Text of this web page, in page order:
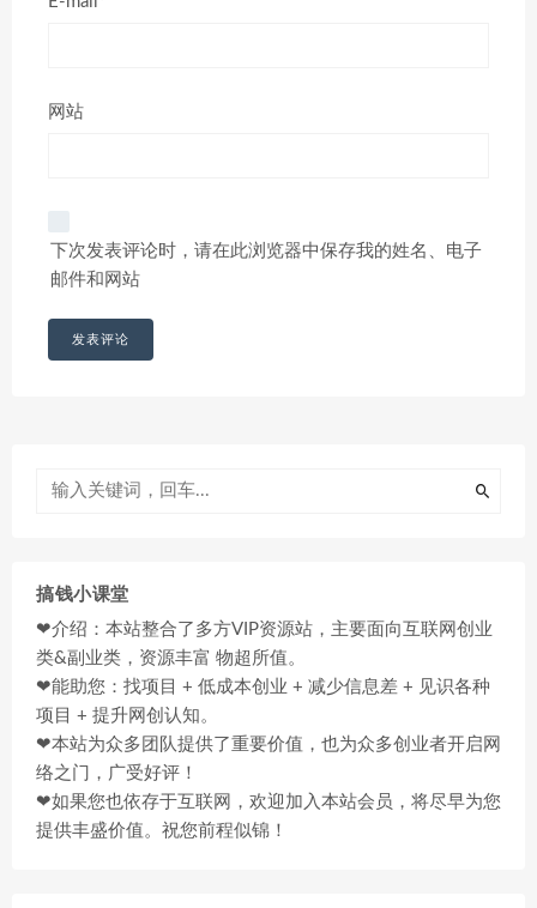
网站
下次发表评论时，请在此浏览器中保存我的姓名、电子
邮件和网站
搞钱小课堂
❤介绍：本站整合了多方VIP资源站，主要面向互联网创业
类&副业类，资源丰富 物超所值。
❤能助您：找项目 + 低成本创业 + 减少信息差 + 见识各种
项目 + 提升网创认知。
❤本站为众多团队提供了重要价值，也为众多创业者开启网
络之门，广受好评！
❤如果您也依存于互联网，欢迎加入本站会员，将尽早为您
提供丰盛价值。祝您前程似锦！